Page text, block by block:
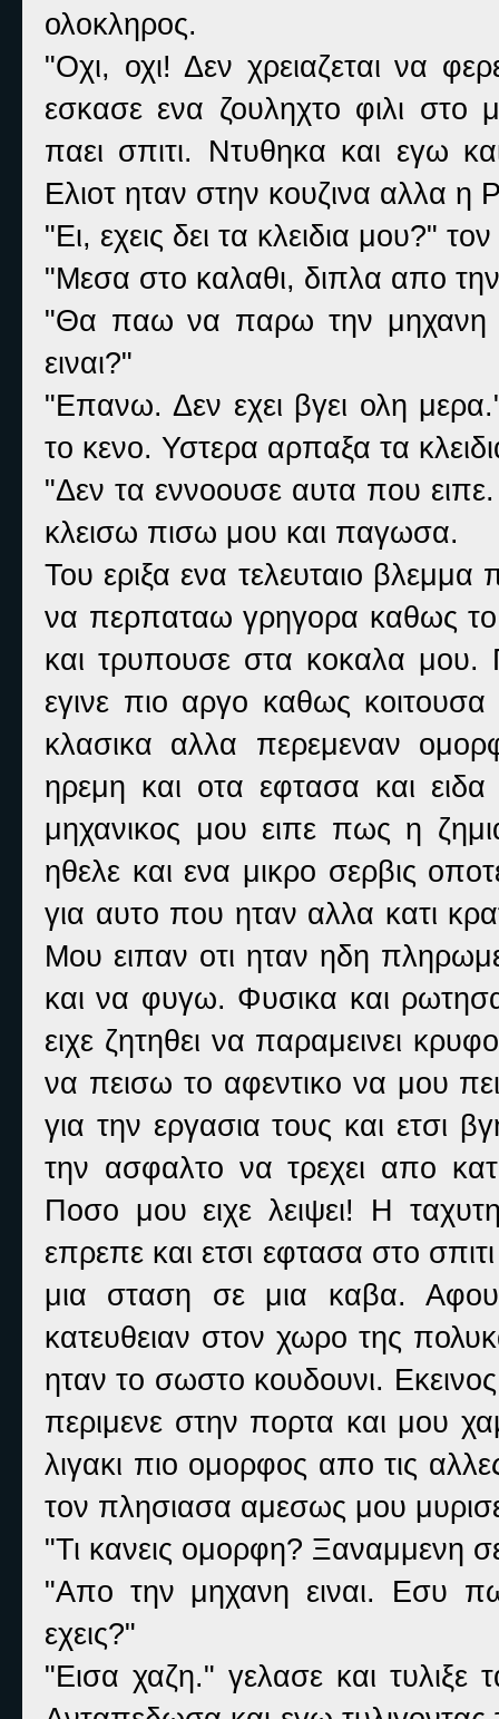
ολοκληρος.
"Οχι, οχι! Δεν χρειαζεται να
εσκασε ενα ζουληχτο φιλι στο
παει σπιτι. Ντυθηκα και εγω
Ελιοτ ηταν στην κουζινα αλλα
"Ει, εχεις δει τα κλειδια μου?"
"Μεσα στο καλαθι, διπλα απο
"Θα παω να παρω την
ειναι?"
"Επανω. Δεν εχει βγει ολη
το κενο. Υστερα αρπαξα τα
"Δεν τα εννοουσε αυτα που
κλεισω πισω μου και παγωσα.
Του εριξα ενα τελευταιο
να περπαταω γρηγορα καθως το
και τρυπουσε στα κοκαλα μου.
εγινε πιο αργο καθως
κλασικα αλλα περεμεναν
ηρεμη και οτα εφτασα και
μηχανικος μου ειπε πως η
ηθελε και ενα μικρο σερβις
για αυτο που ηταν αλλα κατι
Μου ειπαν οτι ηταν ηδη
και να φυγω. Φυσικα και
ειχε ζητηθει να παραμεινει
να πεισω το αφεντικο να μου
για την εργασια τους και ετσι
την ασφαλτο να τρεχει απο
Ποσο μου ειχε λειψει! Η
επρεπε και ετσι εφτασα στο
μια σταση σε μια καβα.
κατευθειαν στον χωρο της
ηταν το σωστο κουδουνι.
περιμενε στην πορτα και μου
λιγακι πιο ομορφος απο τις
τον πλησιασα αμεσως μου
"Τι κανεις ομορφη? Ξαναμμενη
"Απο την μηχανη ειναι. Εσυ
εχεις?"
"Εισα χαζη." γελασε και